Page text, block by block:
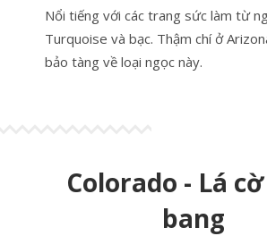
Nổi tiếng với các trang sức làm từ
Turquoise và bạc. Thậm chí ở
bảo tàng về loại ngọc này.
Colorado - Lá
bang